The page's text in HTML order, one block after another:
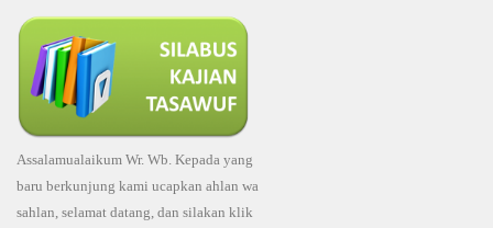
Assalamualaikum Wr. Wb. Kepada yang
baru berkunjung kami ucapkan ahlan wa
sahlan, selamat datang, dan silakan klik